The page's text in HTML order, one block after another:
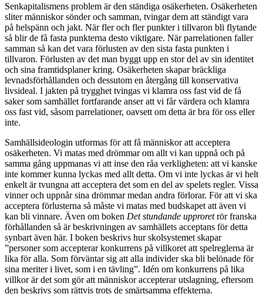
Senkapitalismens problem är den ständiga osäkerheten. Osäkerheten
sliter människor sönder och samman, tvingar dem att ständigt vara
på helspänn och jakt. När fler och fler punkter i tillvaron bli flytande
så blir de få fasta punkterna desto viktigare. När parrelationen faller
samman så kan det vara förlusten av den sista fasta punkten i
tillvaron. Förlusten av det man byggt upp en stor del av sin identitet
och sina framtidsplaner kring. Osäkerheten skapar bräckliga
levnadsförhållanden och dessutom en återgång till konservativa
livsideal. I jakten på trygghet tvingas vi klamra oss fast vid de få
saker som samhället fortfarande anser att vi får värdera och klamra
oss fast vid, såsom parrelationer, oavsett om detta är bra för oss eller
inte.
Samhällsideologin utformas för att få människor att acceptera
osäkerheten. Vi matas med drömmar om allt vi kan uppnå och på
samma gång uppmanas vi att inse den råa verkligheten: att vi kanske
inte kommer kunna lyckas med allt detta. Om vi inte lyckas är vi helt
enkelt är tvungna att acceptera det som en del av spelets regler. Vissa
vinner och uppnår sina drömmar medan andra förlorar. För att vi ska
acceptera förlusterna så måste vi matas med budskapet att även vi
kan bli vinnare. Även om boken Det stundande upproretrör franska
förhållanden så är beskrivningen av samhällets acceptans för detta
synbart även här. I boken beskrivs hur skolsystemet skapar
”personer som accepterar konkurrens på villkoret att spelreglerna är
lika för alla. Som förväntar sig att alla individer ska bli belönade för
sina meriter i livet, som i en tävling”. Idén om konkurrens på lika
villkor är det som gör att människor accepterar utslagning, eftersom
den beskrivs som rättvis trots de smärtsamma effekterna.